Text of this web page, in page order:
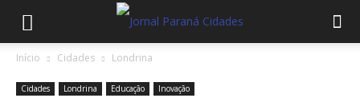
Início Cidades Londrina
Cidades Londrina Educação Inovação